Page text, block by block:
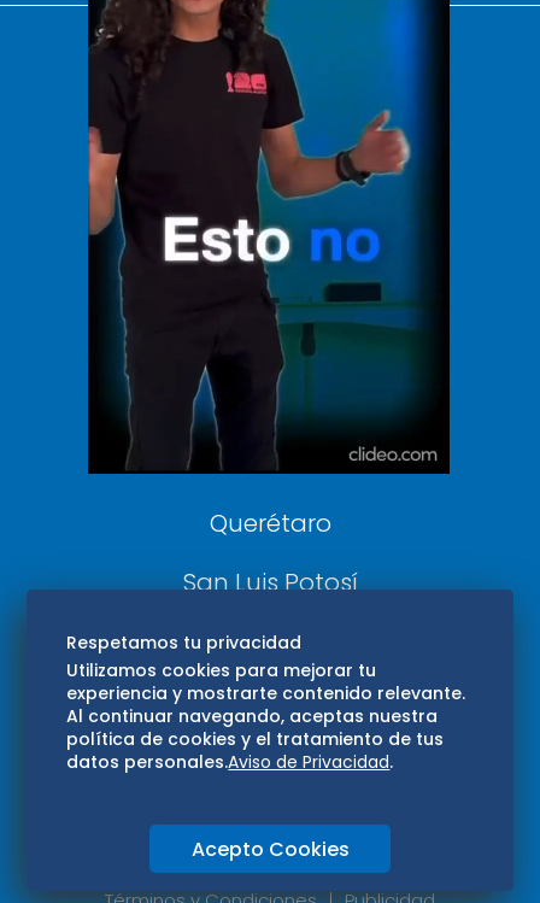
El Universal
Vive USA
Clase
De 10 sports
DeDinero
Confabulario
Aviso Oportuno
Consultas
Querétaro
San Luis Potosí
Edomex
Consultas
Hidalgo
Oaxaca
Aviso de privacidad
Directorio
Respetamos tu privacidad
Utilizamos cookies para mejorar tu
experiencia y mostrarte contenido relevante.
Al continuar navegando, aceptas nuestra
política de cookies y el tratamiento de tus
datos personales.Aviso de Privacidad.
Acepto Cookies